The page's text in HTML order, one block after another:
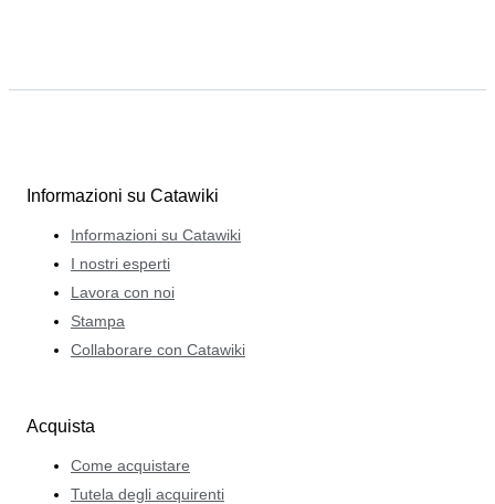
Informazioni su Catawiki
Informazioni su Catawiki
I nostri esperti
Lavora con noi
Stampa
Collaborare con Catawiki
Acquista
Come acquistare
Tutela degli acquirenti